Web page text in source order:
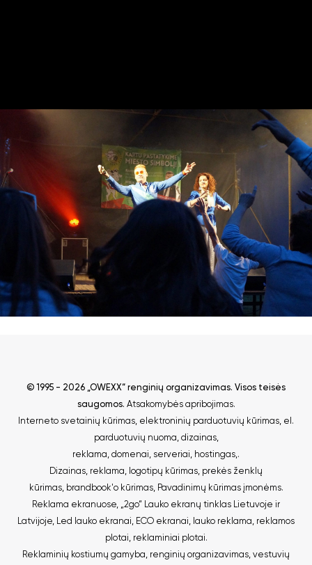
© 1995 - 2026 „OWEXX“ renginių organizavimas. Visos teisės
saugomos. Atsakomybės apribojimas.
Interneto svetainių kūrimas, elektroninių parduotuvių kūrimas, el.
parduotuvių nuoma, dizainas,
reklama, domenai, serveriai, hostingas,.
Dizainas, reklama, logotipų kūrimas, prekės ženklų
kūrimas, brandbook'o kūrimas, Pavadinimų kūrimas įmonėms.
Reklama ekranuose, „2go“ Lauko ekranų tinklas Lietuvoje ir
Latvijoje, Led lauko ekranai, ECO ekranai, lauko reklama, reklamos
plotai, reklaminiai plotai.
Reklaminių kostiumų gamyba, renginių organizavimas, vestuvių